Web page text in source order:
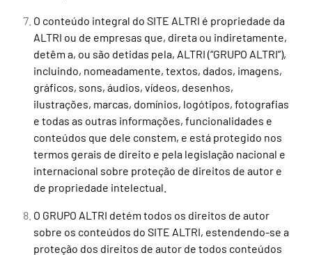
O conteúdo integral do SITE ALTRI é propriedade da
ALTRI ou de empresas que, direta ou indiretamente,
detêm a, ou são detidas pela, ALTRI (“GRUPO ALTRI”),
incluindo, nomeadamente, textos, dados, imagens,
gráficos, sons, áudios, vídeos, desenhos,
ilustrações, marcas, domínios, logótipos, fotografias
e todas as outras informações, funcionalidades e
conteúdos que dele constem, e está protegido nos
termos gerais de direito e pela legislação nacional e
internacional sobre proteção de direitos de autor e
de propriedade intelectual.
O GRUPO ALTRI detém todos os direitos de autor
sobre os conteúdos do SITE ALTRI, estendendo-se a
proteção dos direitos de autor de todos conteúdos